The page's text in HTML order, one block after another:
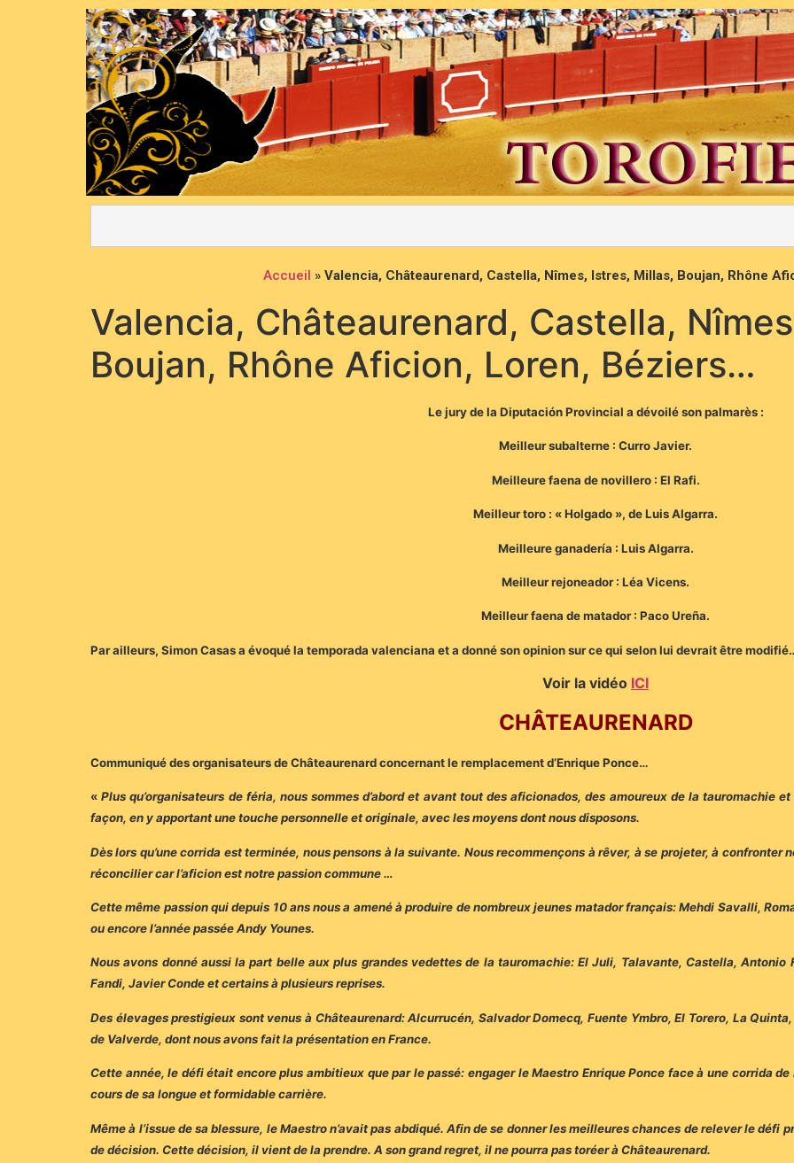
Accueil » Valencia, Châteaurenard, Castella, Nîmes, Istres, Millas, Boujan, Rhône
Valencia, Châteaurenard, Castella,
Boujan, Rhône Aficion, Loren, Béziers…
Le jury de la Diputación Provincial a dévoilé son palmarès :
Meilleur subalterne : Curro Javier.
Meilleure faena de novillero : El Rafi.
Meilleur toro : « Holgado », de Luis Algarra.
Meilleure ganadería : Luis Algarra.
Meilleur rejoneador : Léa Vicens.
Meilleur faena de matador : Paco Ureña.
Par ailleurs, Simon Casas a évoqué la temporada valenciana et a donné son opinion sur ce qui selon lui devrait être
Voir la vidéo ICI
CHÂTEAURENARD
Communiqué des organisateurs de Châteaurenard concernant le remplacement d’Enrique Ponce…
«Plus qu’organisateurs de féria, nous sommes d’abord et avant tout des aficionados, des amoureux de la tauromachie
façon, en y apportant une touche personnelle et originale, avec les moyens dont nous disposons.
Dès lors qu’une corrida est terminée, nous pensons à la suivante. Nous recommençons à rêver, à se projeter, à confronter
réconcilier car l’aficion est notre passion commune …
Cette même passion qui depuis 10 ans nous a amené à produire de nombreux jeunes matador français: Mehdi Savalli,
ou encore l’année passée Andy Younes.
Nous avons donné aussi la part belle aux plus grandes vedettes de la tauromachie: El Juli, Talavante, Castella, Antonio
Fandi, Javier Conde et certains à plusieurs reprises.
Des élevages prestigieux sont venus à Châteaurenard: Alcurrucén, Salvador Domecq, Fuente Ymbro, El Torero, La
de Valverde, dont nous avons fait la présentation en France.
Cette année, le défi était encore plus ambitieux que par le passé: engager le Maestro Enrique Ponce face à une corrida de
cours de sa longue et formidable carrière.
Même à l’issue de sa blessure, le Maestro n’avait pas abdiqué. Afin de se donner les meilleures chances de relever le défi
de décision. Cette décision, il vient de la prendre. A son grand regret, il ne pourra pas toréer à Châteaurenard.